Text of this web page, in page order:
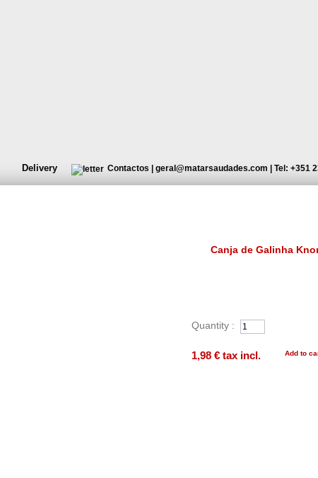
Delivery Contactos geral@matarsaudades.com Tel: +351
Canja de Galinha
Quantity :
1,98 €tax incl.